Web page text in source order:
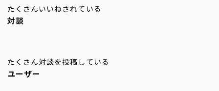
たくさんいいねされている
対談
たくさん対談を投稿している
ユーザー